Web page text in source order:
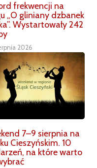
frekwencji na
„O gliniany dzbanek
Wystartowały 242
2026
7–9 sierpnia na
Cieszyńskim. 10
na które warto